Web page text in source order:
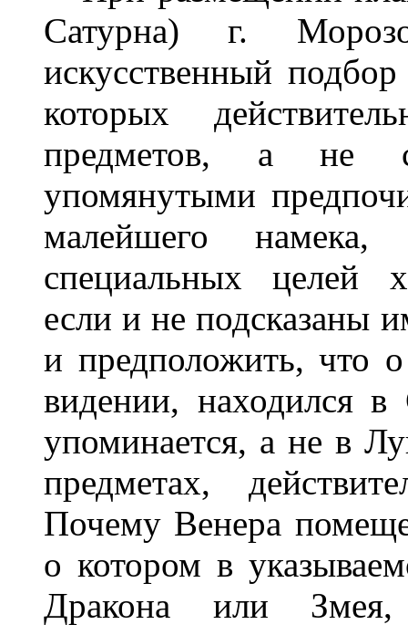
Сатурна) г.
искусственный
которых
предметов, а не
упомянутыми
малейшего
специальных целей
если и не подсказаны
и предположить, что
видении, находился
упоминается, а не в
предметах,
Почему Венера
о котором в
Дракона или Змея,